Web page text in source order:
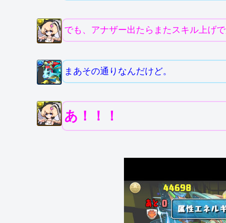
でも、アナザー出たらまたスキル上げ
まあその通りなんだけど。
あ！！！